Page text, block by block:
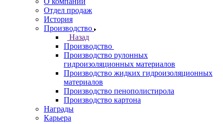
Отдел продаж
История
Производство
Назад
Производство
Производство рулонных
гидроизоляционных материалов
Производство жидких гидроизоляционных
материалов
Производство пенополистирола
Производство картона
Награды
Карьера